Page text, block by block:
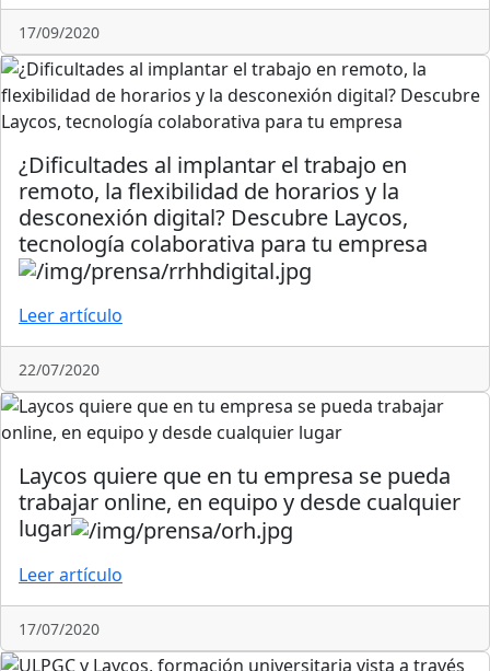
17/09/2020
¿Dificultades al implantar el trabajo en
remoto, la flexibilidad de horarios y la
desconexión digital? Descubre Laycos,
tecnología colaborativa para tu empresa
Leer artículo
22/07/2020
Laycos quiere que en tu empresa se pueda
trabajar online, en equipo y desde cualquier
lugar
Leer artículo
17/07/2020